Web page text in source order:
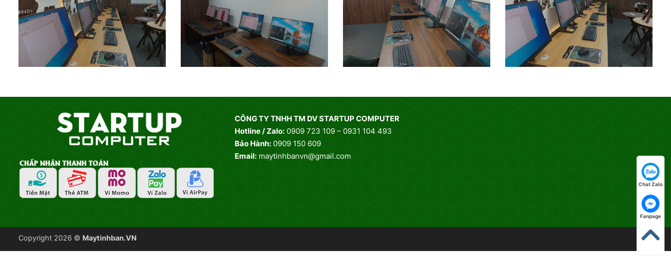
CÔNG TY TNHH TM DV STARTUP COMPUTER
Hotline / Zalo: 0909 723 109 – 0931 104 493
Bảo Hành: 0909 150 609
Email: maytinhbanvn@gmail.com
Copyright 2026 © Maytinhban.VN
Chat Zalo
Fanpage